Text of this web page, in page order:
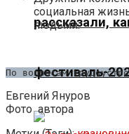
рассказали,
фестиваль-
социальная
людьми.
По вопросам
Евгений Януров
Фотоавтора